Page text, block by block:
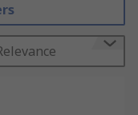
งการดำเนิน
ต้องมีความ
า “เราเตอร์
นในโรงงานจึง
ทาง และ